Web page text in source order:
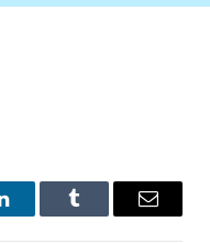
LinkedInTumblr Email